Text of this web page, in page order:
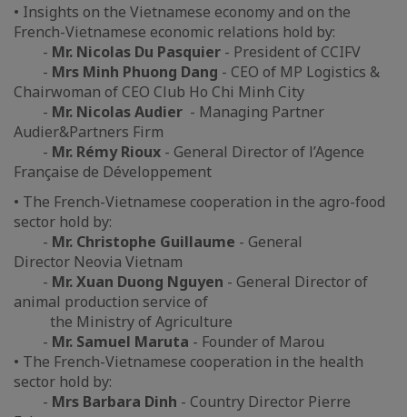
• Insights on the Vietnamese economy and on the
French-Vietnamese economic relations hold by:
- Mr. Nicolas Du Pasquier - President of CCIFV
- Mrs Minh Phuong Dang - CEO of MP Logistics &
Chairwoman of CEO Club Ho Chi Minh City
- Mr. Nicolas Audier - Managing Partner
Audier&Partners Firm
- Mr. Rémy Rioux - General Director of l’Agence
Française de Développement
• The French-Vietnamese cooperation in the agro-food
sector hold by:
- Mr. Christophe Guillaume - General
Director Neovia Vietnam
- Mr. Xuan Duong Nguyen - General Director of
animal production service of
the Ministry of Agriculture
- Mr. Samuel Maruta - Founder of Marou
• The French-Vietnamese cooperation in the health
sector hold by:
- Mrs Barbara Dinh - Country Director Pierre